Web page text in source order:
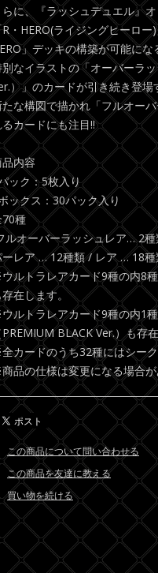
に、『ラッシュデュエル』
・HERO(ライジングヒーロー
」デッキの構築が可能にな
なイラストの「オーバーラ
）」のカードが引き続き登
な構図で描かれ「フルオー
カードにも注目!!
内容
ック：5枚入り
ックス：30パック入り
種
ルオーバーラッシュレア… 2
ーレア … 12種類 / レア … 18
ルトラレアカード9種の内8
在します。
ルトラレアカード9種の内1
BLACK Ver.）も存在
カードのうち32種にはシー
品の仕様は変更になる場合
この商品について問い合わせる
この商品を友達に教える
買い物を続ける